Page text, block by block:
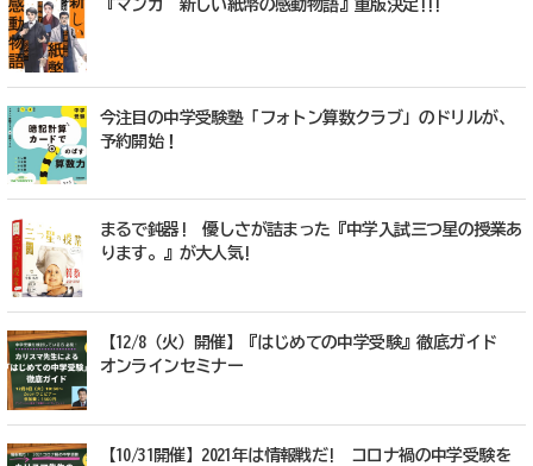
『マンガ 新しい紙幣の感動物語』重版決定!!!
今注目の中学受験塾「フォトン算数クラブ」のドリルが、
予約開始！
まるで鈍器! 優しさが詰まった『中学入試三つ星の授業あ
ります。』が大人気!
【12/8（火）開催】『はじめての中学受験』徹底ガイド
オンラインセミナー
【10/31開催】2021年は情報戦だ! コロナ禍の中学受験を